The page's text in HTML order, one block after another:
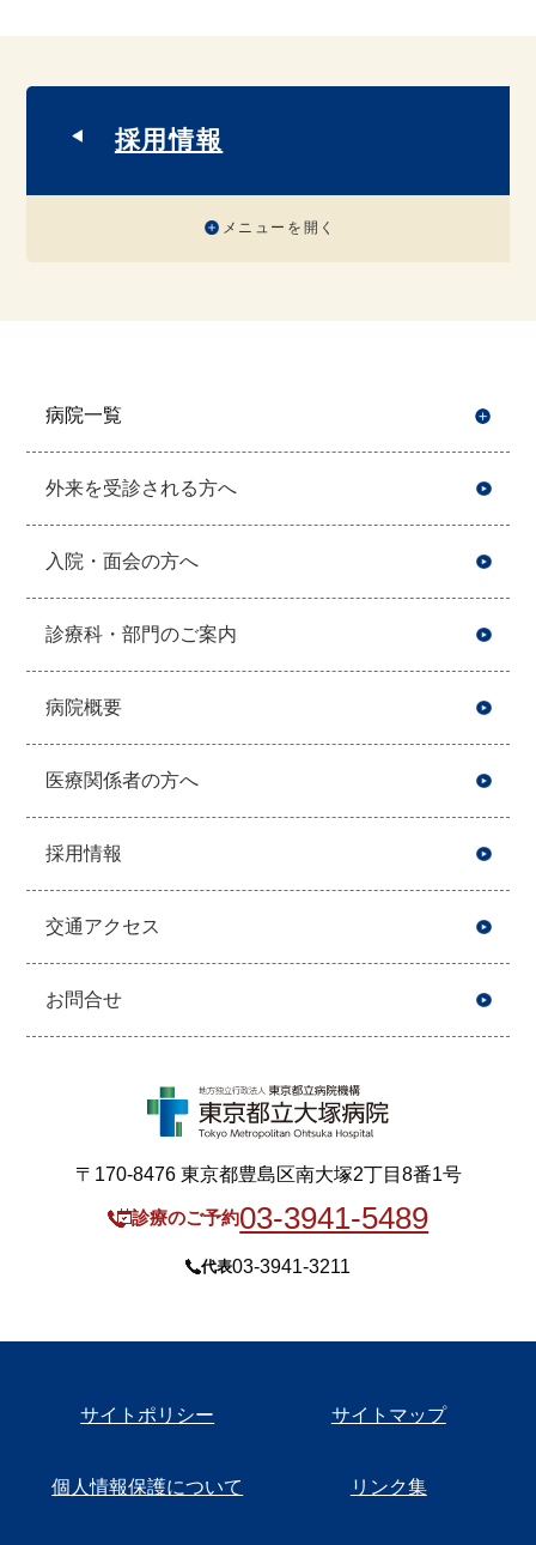
採用情報
メニューを開く
病院一覧
外来を受診される方へ
入院・面会の方へ
診療科・部門のご案内
病院概要
医療関係者の方へ
採用情報
交通アクセス
お問合せ
〒170-8476 東京都豊島区南大塚2丁目8番1号
診療のご予約03-3941-5489
代表03-3941-3211
サイトポリシー サイトマップ
個人情報保護について リンク集